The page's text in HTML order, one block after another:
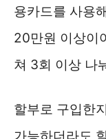
용카드를 사용
20만원 이상이
쳐 3회 이상 나
할부로 구입한